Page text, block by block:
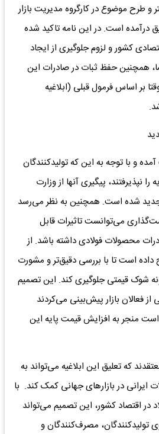
طرح موضوع در کارگروه مدیریت بازار
درآمده است. در این نامه تاکید شده
کشور و لزوم جلوگیری از ایجاد
همچنین حفظ ثبات در صادرات این
بر اساس فرمول قبلی (ابلاغیه
و با توجه به این که تولیدکنندگان
نپذیرفتند، پیگیری‌‌‌ آنها از وزارت
شده است. همچنین به نظر می‌‌‌رسد
می‌توانست تاثیرات قابل
محصولات فولادی داشته باشد. از
است تا با بررسی دقیق‌‌‌تر و مشورت
شوک قیمتی جلوگیری کند. این تصمیم
فعالان بازار پیش‌‌‌بینی می‌‌‌کردند
منجر به افزایش قیمت پایه این
که تعلیق این ابلاغیه می‌تواند به
در بازارهای جهانی کمک کند. با
در اقتصاد کشور، این تصمیم می‌تواند
مصرف‌‌‌کنندگان و